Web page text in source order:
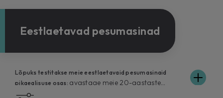
Eestlaetavad pesumasinad
Lõpuks testitakse meie eestlaetavaid pesumasinaid
pikaealisuse osas: avastage meie 20-aastaste
vastupidavustestide üksikasjad.